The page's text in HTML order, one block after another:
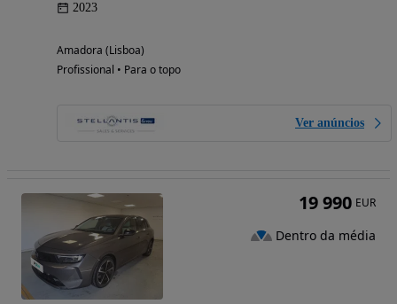
2023
Amadora (Lisboa)
Profissional • Para o topo
Ver anúncios
19 990 EUR
Dentro da média